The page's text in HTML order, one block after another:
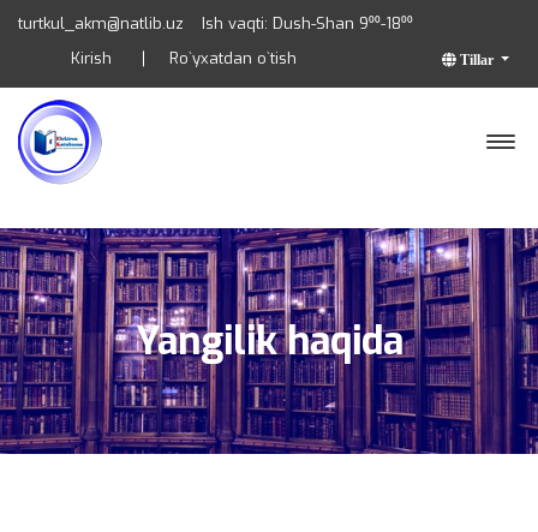
turtkul_akm@natlib.uz Ish vaqti: Dush-Shan 9⁰⁰-18⁰⁰
Tillar
Kirish Ro`yxatdan o`tish
Yangilik haqida